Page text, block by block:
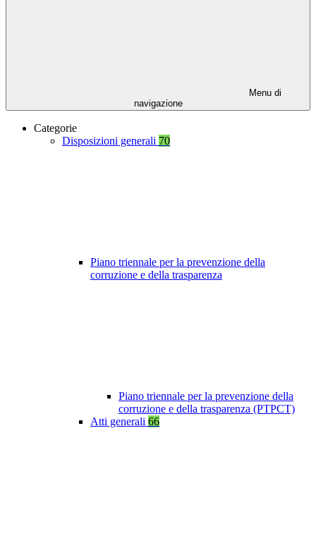
Menu di
navigazione
Categorie
Disposizioni generali 70
Piano triennale per la prevenzione della
corruzione e della trasparenza
Piano triennale per la prevenzione della
corruzione e della trasparenza (PTPCT)
Atti generali 66